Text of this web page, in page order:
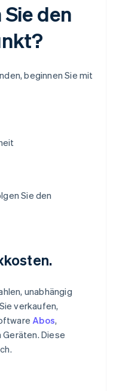
den
beginnen Sie mit
Sie den
unabhängig
verkaufen,
Abos,
Diese